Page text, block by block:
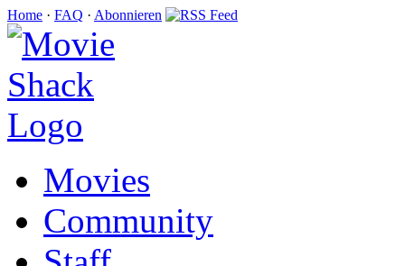
Home · FAQ · Abonnieren
Movies
Community